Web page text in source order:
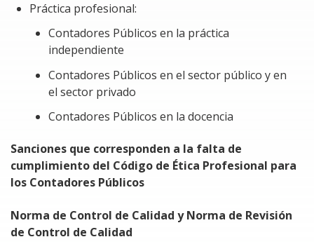
Identificarás el impacto que la ética y la
responsabilidad tienen en la vida profesional del
contador público.
Revisarás el contenido y los alcances del Código de
Conducta Ética del profesional contable, así como
caso de incumplimiento.
Problemática a resolver al tomar el Curso
La ética profesional del contador público es de carácter
Código de Ética de la profesión, en todo momento se
debe actuar y desempeñar el trabajo profesional de
Práctica profesional:
Contadores Públicos en la práctica
independiente
Contadores Públicos en el sector público y en
el sector privado
Contadores Públicos en la docencia
Sanciones que corresponden a la falta de
cumplimiento del Código de Ética Profesional para
los Contadores Públicos
Norma de Control de Calidad y Norma de Revisión
de Control de Calidad